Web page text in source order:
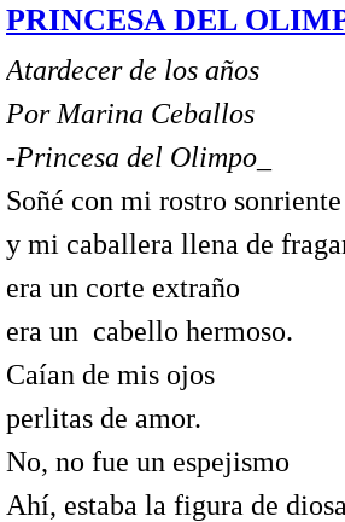
PRINCESA DEL
Atardecer de los años
Por Marina Ceballos
-Princesa del Olimpo_
Soñé con mi rostro sonriente
y mi caballera llena de
era un corte extraño
era un cabello hermoso.
Caían de mis ojos
perlitas de amor.
No, no fue un espejismo
Ahí, estaba la figura de diosa